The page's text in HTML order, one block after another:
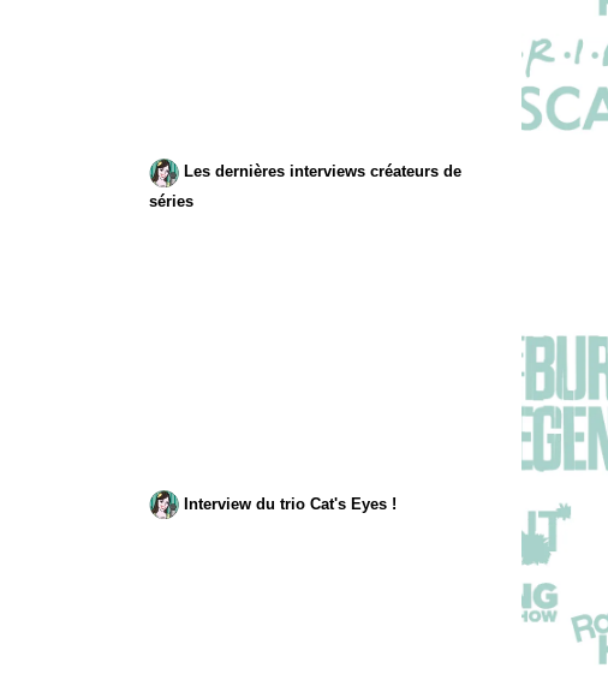
Les dernières interviews créateurs de
séries
Interview du trio Cat's Eyes !